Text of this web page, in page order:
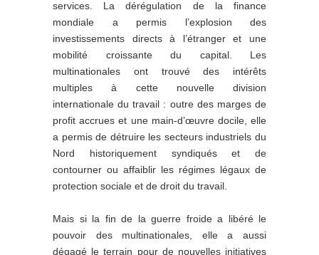
services. La dérégulation de la finance
mondiale a permis l’explosion des
investissements directs à l’étranger et une
mobilité croissante du capital. Les
multinationales ont trouvé des intérêts
multiples à cette nouvelle division
internationale du travail : outre des marges de
profit accrues et une main-d’œuvre docile, elle
a permis de détruire les secteurs industriels du
Nord historiquement syndiqués et de
contourner ou affaiblir les régimes légaux de
protection sociale et de droit du travail.
Mais si la fin de la guerre froide a libéré le
pouvoir des multinationales, elle a aussi
dégagé le terrain pour de nouvelles initiatives